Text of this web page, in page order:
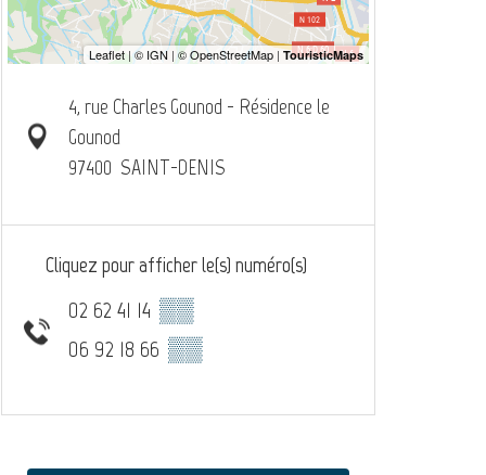
4, rue Charles Gounod - Résidence le
Gounod
97400 SAINT-DENIS
Cliquez pour afficher le(s) numéro(s)
02 62 41 14 ▒▒
06 92 18 66 ▒▒